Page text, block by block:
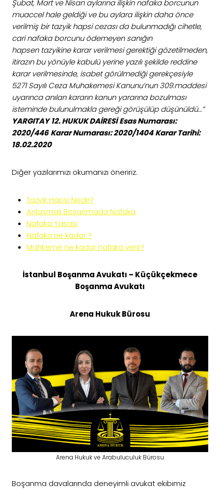
Şubat, Mart ve Nisan aylarına ilişkin nafaka borcunun
muaccel hale geldiği ve bu aylara ilişkin daha önce
verilmiş bir tazyik hapsi cezası da bulunmadığı cihetle,
cari nafaka borcunu ödemeyen sanığın
hapsen tazyikine karar verilmesi gerektiği gözetilmeden,
itirazın bu yönüyle kabulü yerine yazılı şekilde reddine
karar verilmesinde, isabet görülmediği gerekçesiyle
5271 Sayılı Ceza Muhakemesi Kanunu’nun 309.maddesi
uyarınca anılan kararın kanun yararına bozulması
isteminde bulunulmakla gereği görüşülüp düşünüldü…”
YARGITAY 12. HUKUK DAİRESİ Esas Numarası:
2020/446 Karar Numarası: 2020/1404 Karar Tarihi:
18.02.2020
Diğer yazılarımızı okumanızı öneririz.
Tazyik Hapsi Nedir?
Anlaşmalı Boşanmada Nafaka
Nafaka Yasası
Nafaka ne kadar ?
Mahkeme ne kadar nafaka verir?
İstanbul Boşanma Avukatı – Küçükçekmece
Boşanma Avukatı
Arena Hukuk Bürosu
Arena Hukuk ve Arabuluculuk Bürosu
Boşanma davalarında deneyimli avukat ekibimiz